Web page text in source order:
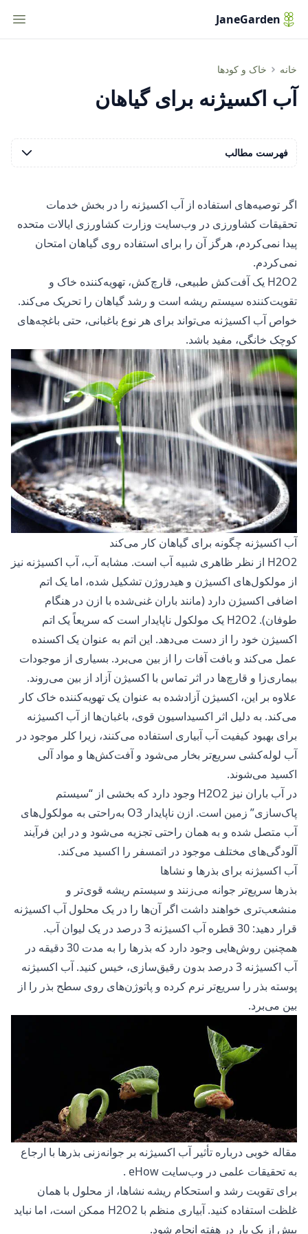
JaneGarden
خانه خاک و کودها آب اکسیژنه برای گیاهان و بذرها
آب اکسیژنه برای گیاهان
اگر توصیه‌های استفاده از آب اکسیژنه را در بخش خدمات
تحقیقات کشاورزی در وب‌سایت وزارت کشاورزی ایالات متحده
پیدا نمی‌کردم، هرگز آن را برای استفاده روی گیاهان امتحان
نمی‌کردم.
H2O2 یک آفت‌کش طبیعی، قارچ‌کش، تهویه‌کننده خاک و
تقویت‌کننده سیستم ریشه است و رشد گیاهان را تحریک می‌کند.
خواص آب اکسیژنه می‌تواند برای هر نوع باغبانی، حتی باغچه‌های
کوچک خانگی، مفید باشد.
آب اکسیژنه چگونه برای گیاهان کار می‌کند
H2O2 از نظر ظاهری شبیه آب است. مشابه آب، آب اکسیژنه نیز
از مولکول‌های اکسیژن و هیدروژن تشکیل شده، اما یک اتم
اضافی اکسیژن دارد (مانند باران غنی‌شده با ازن در هنگام
طوفان). H2O2 یک مولکول ناپایدار است که سریعاً یک اتم
اکسیژن خود را از دست می‌دهد. این اتم به عنوان یک اکسنده
عمل می‌کند و بافت آفات را از بین می‌برد. بسیاری از موجودات
بیماری‌زا و قارچ‌ها در اثر تماس با اکسیژن آزاد از بین می‌روند.
علاوه بر این، اکسیژن آزادشده به عنوان یک تهویه‌کننده خاک کار
می‌کند. به دلیل اثر اکسیداسیون قوی، باغبان‌ها از آب اکسیژنه
برای بهبود کیفیت آب آبیاری استفاده می‌کنند، زیرا کلر موجود در
آب لوله‌کشی سریع‌تر بخار می‌شود و آفت‌کش‌ها و مواد آلی
اکسید می‌شوند.
در آب باران نیز H2O2 وجود دارد که بخشی از “سیستم
پاک‌سازی” زمین است. ازن ناپایدار O3 به‌راحتی به مولکول‌های
آب متصل شده و به همان راحتی تجزیه می‌شود و در این فرآیند
آلودگی‌های مختلف موجود در اتمسفر را اکسید می‌کند.
آب اکسیژنه برای بذرها و نشاها
بذرها سریع‌تر جوانه می‌زنند و سیستم ریشه قوی‌تر و
منشعب‌تری خواهند داشت اگر آن‌ها را در یک محلول آب اکسیژنه
قرار دهید: 30 قطره آب اکسیژنه 3 درصد در یک لیوان آب.
همچنین روش‌هایی وجود دارد که بذرها را به مدت 30 دقیقه در
آب اکسیژنه 3 درصد بدون رقیق‌سازی، خیس کنید. آب اکسیژنه
پوسته بذر را سریع‌تر نرم کرده و پاتوژن‌های روی سطح بذر را از
بین می‌برد.
مقاله خوبی درباره تأثیر آب اکسیژنه بر جوانه‌زنی بذرها با ارجاع
به تحقیقات علمی در وب‌سایت eHow
.
برای تقویت رشد و استحکام ریشه نشاها، از محلول با همان
غلظت استفاده کنید. آبیاری منظم با H2O2 ممکن است، اما نباید
بیش از یک بار در هفته انجام شود.
فهرست مطالب